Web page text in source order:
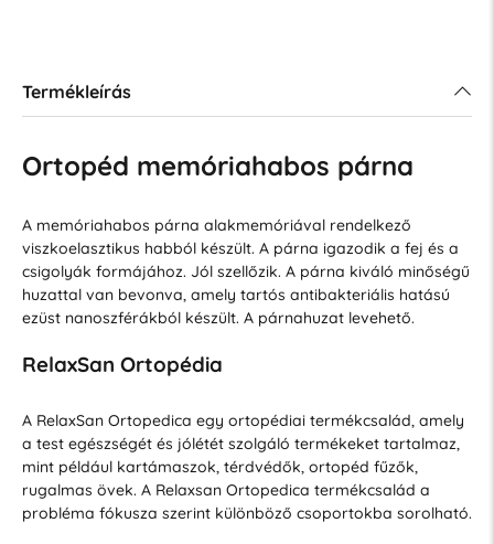
Termékleírás
Ortopéd memóriahabos párna
A memóriahabos párna alakmemóriával rendelkező
viszkoelasztikus habból készült. A párna igazodik a fej és a
csigolyák formájához. Jól szellőzik. A párna kiváló minőségű
huzattal van bevonva, amely tartós antibakteriális hatású
ezüst nanoszférákból készült. A párnahuzat levehető.
RelaxSan Ortopédia
A RelaxSan Ortopedica egy ortopédiai termékcsalád, amely
a test egészségét és jólétét szolgáló termékeket tartalmaz,
mint például kartámaszok, térdvédők, ortopéd fűzők,
rugalmas övek. A Relaxsan Ortopedica termékcsalád a
probléma fókusza szerint különböző csoportokba sorolható.